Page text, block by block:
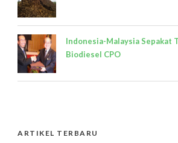
Indonesia-Malaysia Sepakat
Biodiesel CPO
ARTIKEL TERBARU